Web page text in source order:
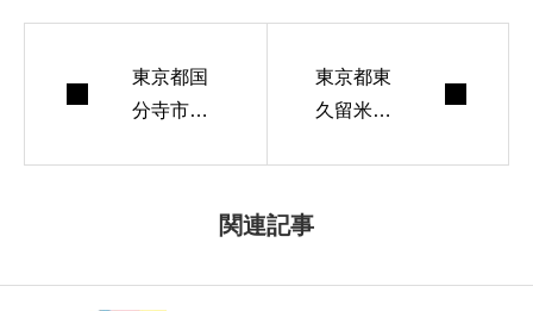
す。 週末はランニ
ングとコーヒー焙
東京都国
分寺市へ
東京都東
久留米市
関連記事